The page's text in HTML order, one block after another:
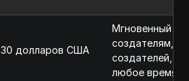
30 долларов США
Мгновенный
создателям,
создателей,
любое время